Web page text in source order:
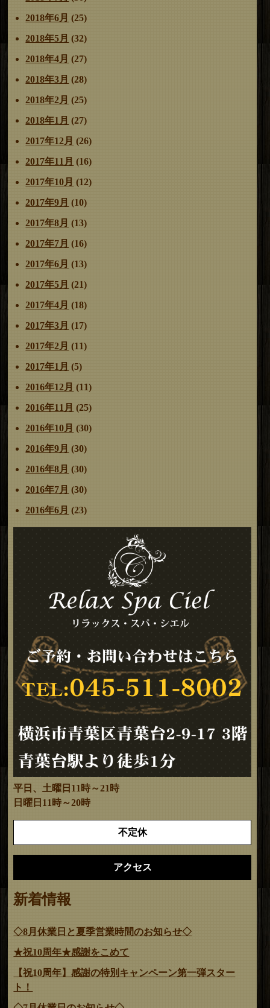
2018年6月 (25)
2018年5月 (32)
2018年4月 (27)
2018年3月 (28)
2018年2月 (25)
2018年1月 (27)
2017年12月 (26)
2017年11月 (16)
2017年10月 (12)
2017年9月 (10)
2017年8月 (13)
2017年7月 (16)
2017年6月 (13)
2017年5月 (21)
2017年4月 (18)
2017年3月 (17)
2017年2月 (11)
2017年1月 (5)
2016年12月 (11)
2016年11月 (25)
2016年10月 (30)
2016年9月 (30)
2016年8月 (30)
2016年7月 (30)
2016年6月 (23)
平日、土曜日11時～21時
日曜日11時～20時
不定休
アクセス
新着情報
◇8月休業日と夏季営業時間のお知らせ◇
★祝10周年★感謝をこめて
【祝10周年】感謝の特別キャンペーン第一弾スター
ト！